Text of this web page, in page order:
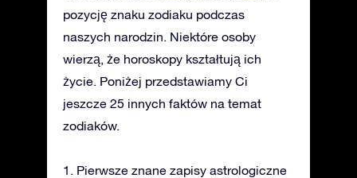
pozycję znaku zodiaku podczas
naszych narodzin. Niektóre osoby
wierzą, że horoskopy kształtują ich
życie. Poniżej przedstawiamy Ci
jeszcze 25 innych faktów na temat
zodiaków.
1. Pierwsze znane zapisy astrologiczne